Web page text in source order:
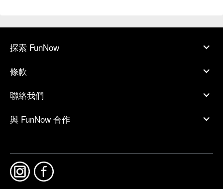
探索 FunNow
條款
聯絡我們
與 FunNow 合作